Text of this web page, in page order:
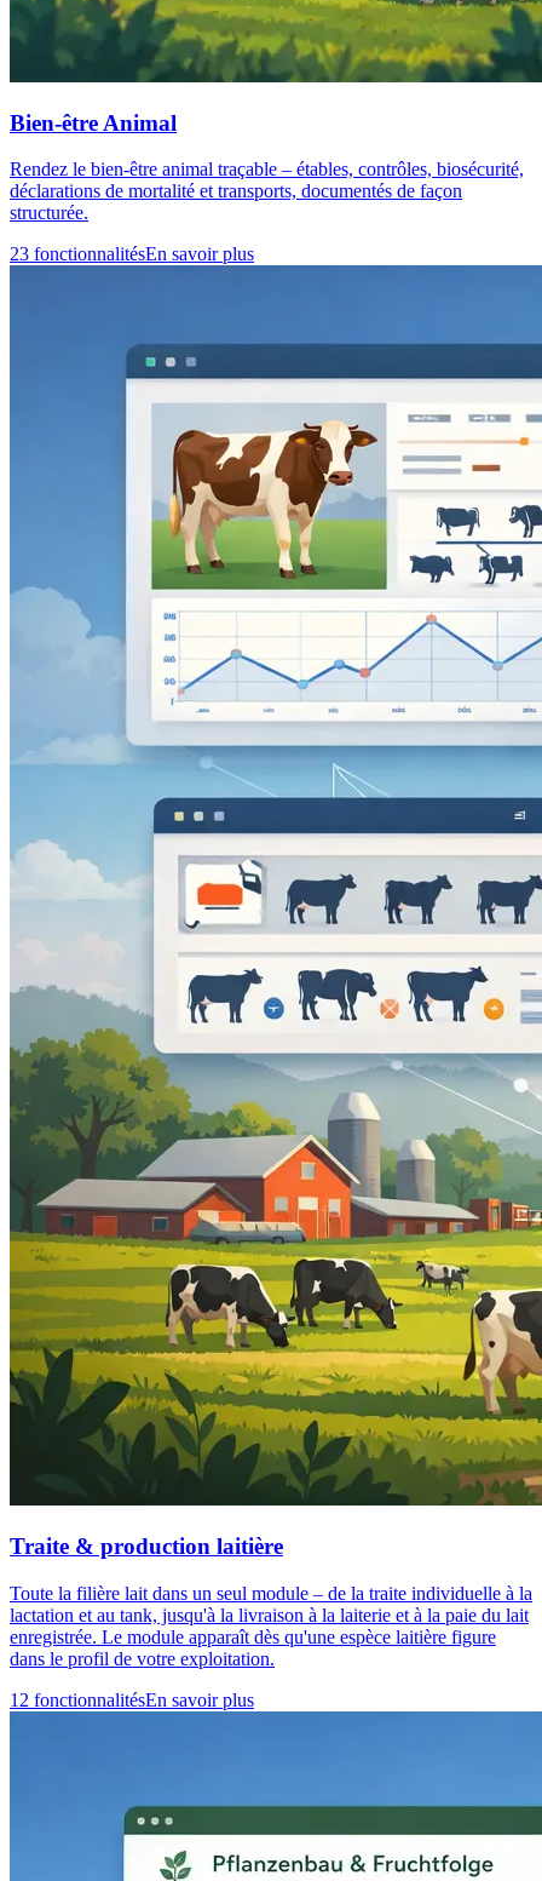
Bien-être Animal
Rendez le bien-être animal traçable – étables, contrôles, biosécurité,
déclarations de mortalité et transports, documentés de façon
structurée.
23 fonctionnalitésEn savoir plus
Traite & production laitière
Toute la filière lait dans un seul module – de la traite individuelle à la
lactation et au tank, jusqu'à la livraison à la laiterie et à la paie du lait
enregistrée. Le module apparaît dès qu'une espèce laitière figure
dans le profil de votre exploitation.
12 fonctionnalitésEn savoir plus